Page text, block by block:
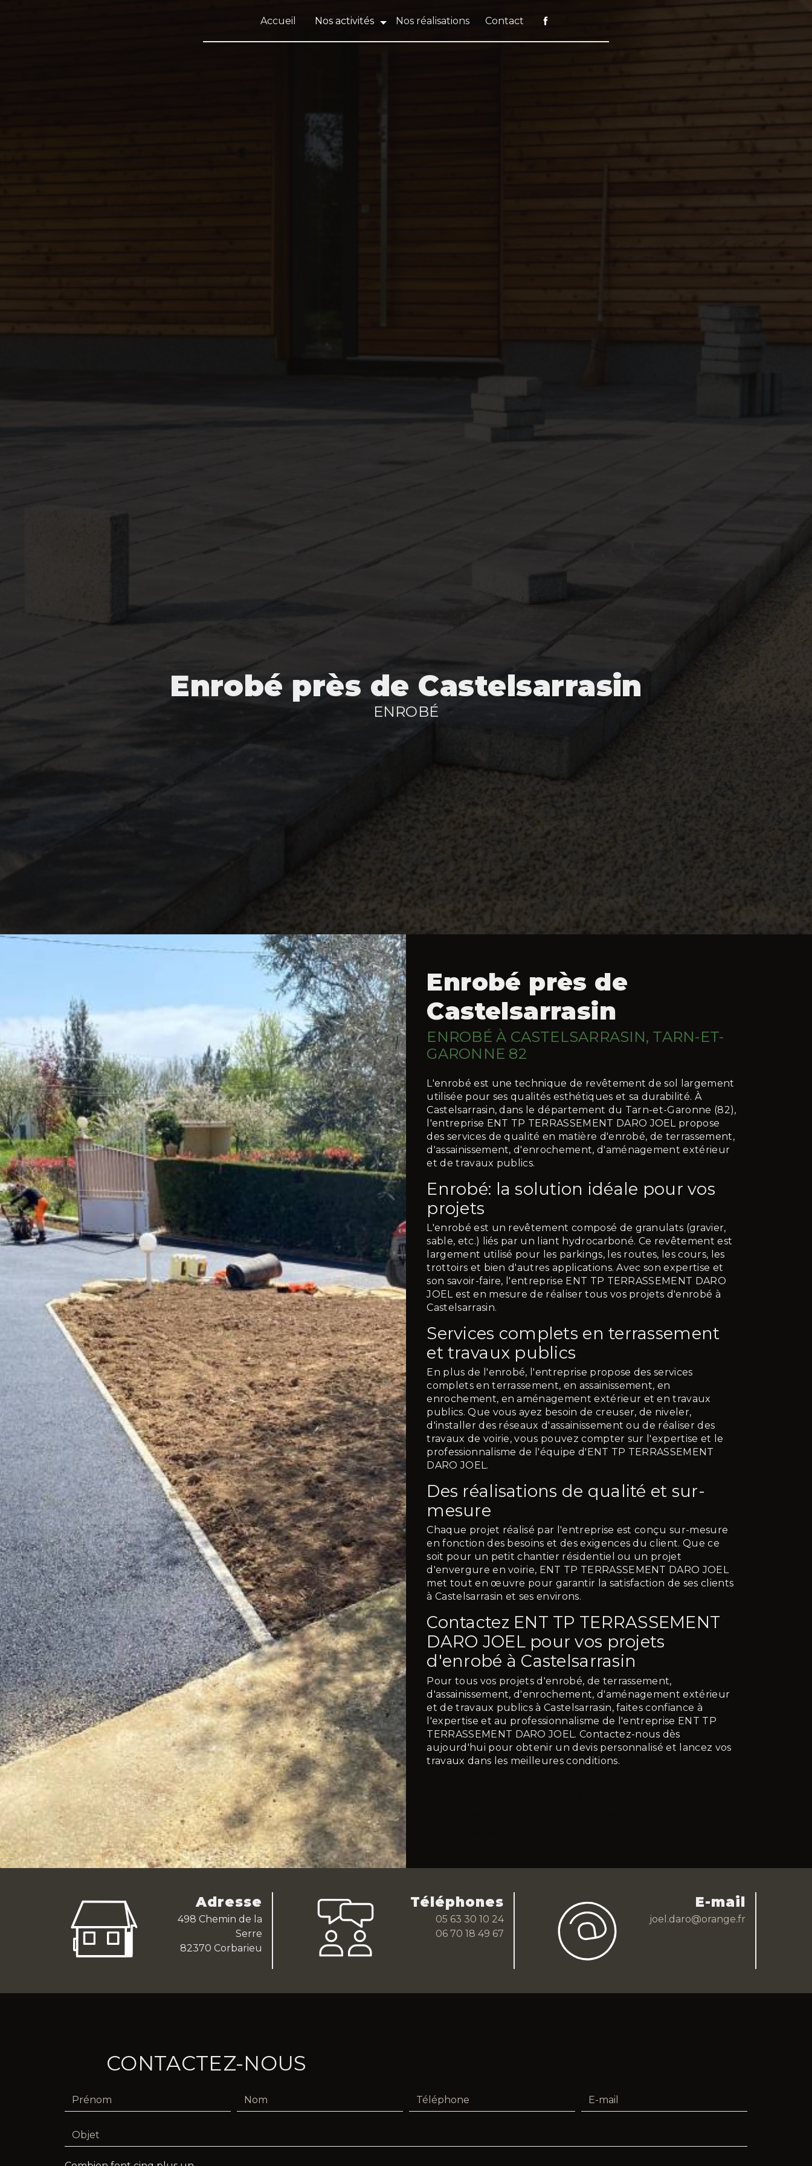
Accueil Nos activités Nos réalisations Contact
Enrobé près de Castelsarrasin
ENROBÉ
Enrobé près de
Castelsarrasin
ENROBÉ À CASTELSARRASIN, TARN-ET-
GARONNE 82
L'enrobé est une technique de revêtement de sol largement
utilisée pour ses qualités esthétiques et sa durabilité. À
Castelsarrasin, dans le département du Tarn-et-Garonne (82),
l'entreprise ENT TP TERRASSEMENT DARO JOEL propose
des services de qualité en matière d'enrobé, de terrassement,
d'assainissement, d'enrochement, d'aménagement extérieur
et de travaux publics.
Enrobé: la solution idéale pour vos
projets
L'enrobé est un revêtement composé de granulats (gravier,
sable, etc.) liés par un liant hydrocarboné. Ce revêtement est
largement utilisé pour les parkings, les routes, les cours, les
trottoirs et bien d'autres applications. Avec son expertise et
son savoir-faire, l'entreprise ENT TP TERRASSEMENT DARO
JOEL est en mesure de réaliser tous vos projets d'enrobé à
Castelsarrasin.
Services complets en terrassement
et travaux publics
En plus de l'enrobé, l'entreprise propose des services
complets en terrassement, en assainissement, en
enrochement, en aménagement extérieur et en travaux
publics. Que vous ayez besoin de creuser, de niveler,
d'installer des réseaux d'assainissement ou de réaliser des
travaux de voirie, vous pouvez compter sur l'expertise et le
professionnalisme de l'équipe d'ENT TP TERRASSEMENT
DARO JOEL.
Des réalisations de qualité et sur-
mesure
Chaque projet réalisé par l'entreprise est conçu sur-mesure
en fonction des besoins et des exigences du client. Que ce
soit pour un petit chantier résidentiel ou un projet
d'envergure en voirie, ENT TP TERRASSEMENT DARO JOEL
met tout en œuvre pour garantir la satisfaction de ses clients
à Castelsarrasin et ses environs.
Contactez ENT TP TERRASSEMENT
DARO JOEL pour vos projets
d'enrobé à Castelsarrasin
Pour tous vos projets d'enrobé, de terrassement,
d'assainissement, d'enrochement, d'aménagement extérieur
et de travaux publics à Castelsarrasin, faites confiance à
l'expertise et au professionnalisme de l'entreprise ENT TP
TERRASSEMENT DARO JOEL. Contactez-nous dès
aujourd'hui pour obtenir un devis personnalisé et lancez vos
travaux dans les meilleures conditions.
Adresse
498 Chemin de la
Serre
82370 Corbarieu
Téléphones
05 63 30 10 24
06 70 18 49 67
E-mail
joel.daro@orange.fr
CONTACTEZ-NOUS